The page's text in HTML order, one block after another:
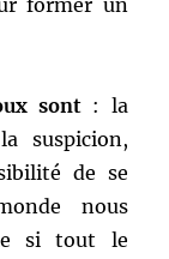
sont : la
suspicion,
de se
nous
si tout le